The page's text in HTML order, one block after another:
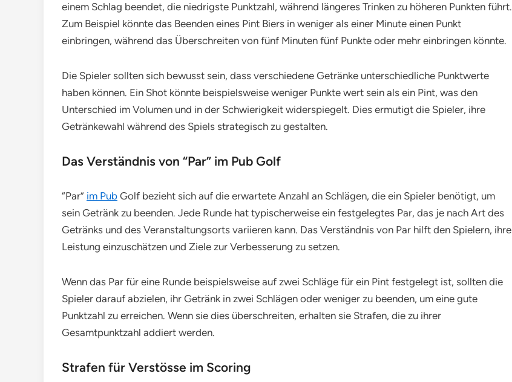
einem Schlag beendet, die niedrigste Punktzahl, während längeres Trinken zu höheren Punkten führt.
Zum Beispiel könnte das Beenden eines Pint Biers in weniger als einer Minute einen Punkt
einbringen, während das Überschreiten von fünf Minuten fünf Punkte oder mehr einbringen könnte.
Die Spieler sollten sich bewusst sein, dass verschiedene Getränke unterschiedliche Punktwerte
haben können. Ein Shot könnte beispielsweise weniger Punkte wert sein als ein Pint, was den
Unterschied im Volumen und in der Schwierigkeit widerspiegelt. Dies ermutigt die Spieler, ihre
Getränkewahl während des Spiels strategisch zu gestalten.
Das Verständnis von “Par” im Pub Golf
“Par” im Pub Golf bezieht sich auf die erwartete Anzahl an Schlägen, die ein Spieler benötigt, um
sein Getränk zu beenden. Jede Runde hat typischerweise ein festgelegtes Par, das je nach Art des
Getränks und des Veranstaltungsorts variieren kann. Das Verständnis von Par hilft den Spielern, ihre
Leistung einzuschätzen und Ziele zur Verbesserung zu setzen.
Wenn das Par für eine Runde beispielsweise auf zwei Schläge für ein Pint festgelegt ist, sollten die
Spieler darauf abzielen, ihr Getränk in zwei Schlägen oder weniger zu beenden, um eine gute
Punktzahl zu erreichen. Wenn sie dies überschreiten, erhalten sie Strafen, die zu ihrer
Gesamtpunktzahl addiert werden.
Strafen für Verstösse im Scoring